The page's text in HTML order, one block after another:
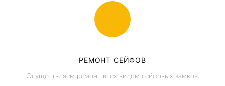
РЕМОНТ СЕЙФОВ
Осуществляем ремонт всех видом сейфовых замков.